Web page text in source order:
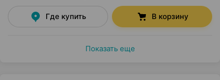
Где купить В корзину
Показать еще